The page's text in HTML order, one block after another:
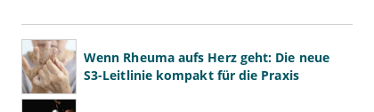
Wenn Rheuma aufs Herz geht: Die neue
S3-Leitlinie kompakt für die Praxis